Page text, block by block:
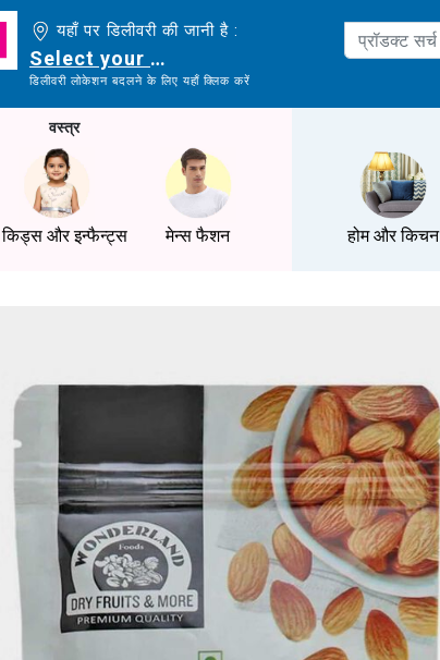
यहाँ पर डिलीवरी की जानी है :
Select your delivery location
डिलीवरी लोकेशन बदलने के लिए यहाँ क्लिक करें
वस्त्र
किड्स और इन्फैन्ट्स मेन्स फैशन होम और किचन